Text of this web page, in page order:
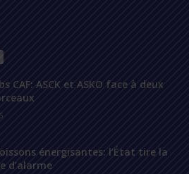
CAF: ASCK et ASKO face à deux
énergisantes: l’État tire la
d’alarme